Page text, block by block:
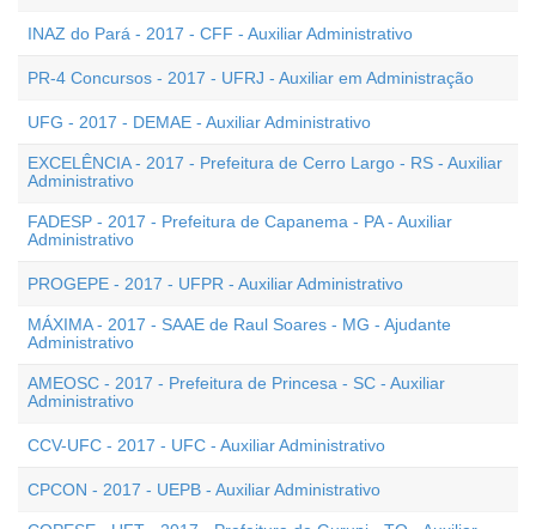
INAZ do Pará - 2017 - CFF - Auxiliar Administrativo
PR-4 Concursos - 2017 - UFRJ - Auxiliar em Administração
UFG - 2017 - DEMAE - Auxiliar Administrativo
EXCELÊNCIA - 2017 - Prefeitura de Cerro Largo - RS - Auxiliar
Administrativo
FADESP - 2017 - Prefeitura de Capanema - PA - Auxiliar
Administrativo
PROGEPE - 2017 - UFPR - Auxiliar Administrativo
MÁXIMA - 2017 - SAAE de Raul Soares - MG - Ajudante
Administrativo
AMEOSC - 2017 - Prefeitura de Princesa - SC - Auxiliar
Administrativo
CCV-UFC - 2017 - UFC - Auxiliar Administrativo
CPCON - 2017 - UEPB - Auxiliar Administrativo